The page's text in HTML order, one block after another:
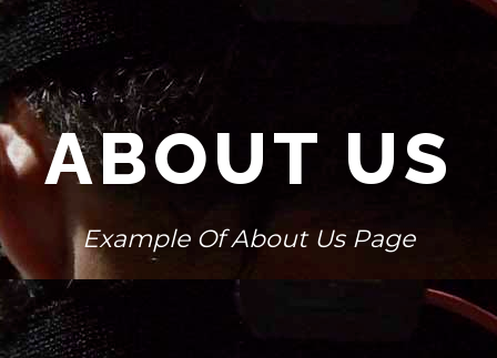
ABOUT US
Example Of About Us Page